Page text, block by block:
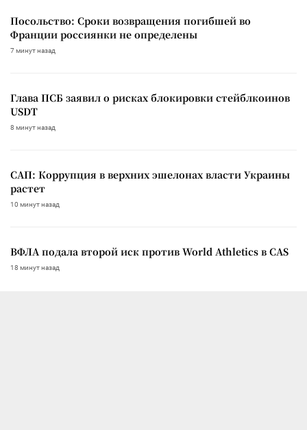
Посольство: Сроки возвращения погибшей во
Франции россиянки не определены
7 минут назад
Глава ПСБ заявил о рисках блокировки стейблкоинов
USDT
8 минут назад
САП: Коррупция в верхних эшелонах власти Украины
растет
10 минут назад
ВФЛА подала второй иск против World Athletics в CAS
18 минут назад